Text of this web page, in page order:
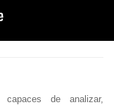
capaces de analizar,